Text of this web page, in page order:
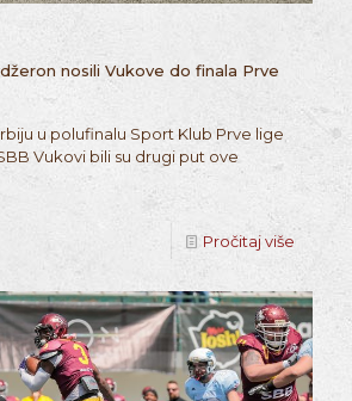
nosili Vukove do finala Prve
u polufinalu Sport Klub Prve lige
Vukovi bili su drugi put ove
Pročitaj više